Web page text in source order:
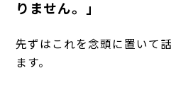
りません。」
先ずはこれを念頭に置いて
ます。